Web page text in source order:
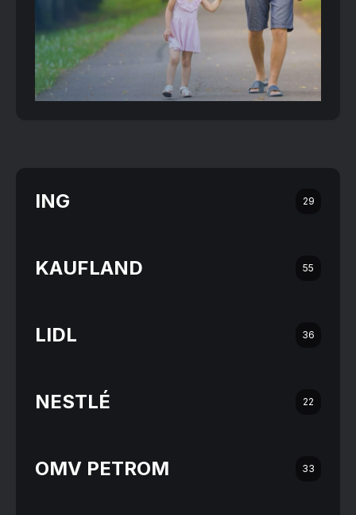
ING 29
KAUFLAND 55
LIDL 36
NESTLÉ 22
OMV PETROM 33